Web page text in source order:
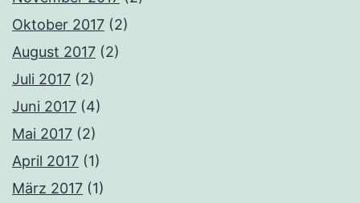
Oktober 2017 (2)
August 2017 (2)
Juli 2017 (2)
Juni 2017 (4)
Mai 2017 (2)
April 2017 (1)
März 2017 (1)